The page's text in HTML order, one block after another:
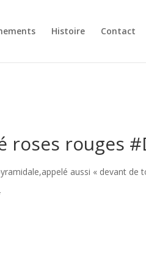
Histoire Contact
roses rouges
aussi « devant de